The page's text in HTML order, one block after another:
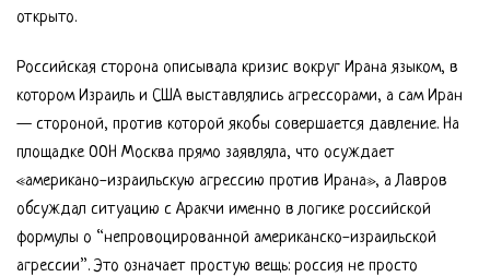
открыто.
Российская сторона описывала кризис вокруг Ирана языком, в
котором Израиль и США выставлялись агрессорами, а сам Иран
— стороной, против которой якобы совершается давление. На
площадке ООН Москва прямо заявляла, что осуждает
«американо-израильскую агрессию против Ирана», а Лавров
обсуждал ситуацию с Аракчи именно в логике российской
формулы о “непровоцированной американско-израильской
агрессии”. Это означает простую вещь: россия не просто